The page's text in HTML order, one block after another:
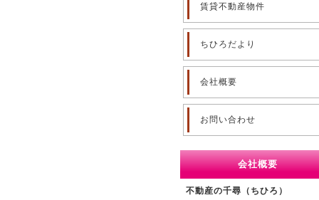
賃貸不動産物件
ちひろだより
会社概要
お問い合わせ
会社概要
不動産の千尋（ちひろ）